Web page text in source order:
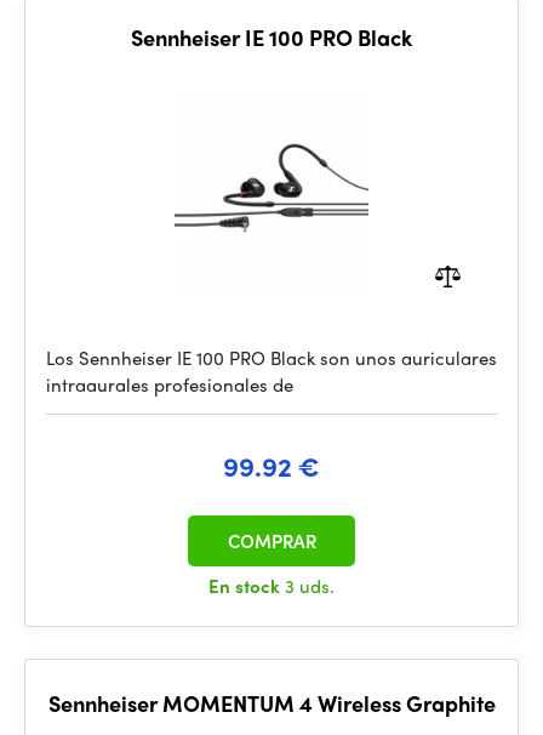
Sennheiser IE 100 PRO Black
Los Sennheiser IE 100 PRO Black son unos auriculares
intraaurales profesionales de
99.92 €
En stock3 uds.
COMPRAR
Sennheiser MOMENTUM 4 Wireless Graphite